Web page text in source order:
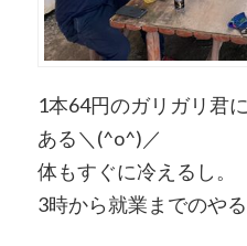
1本64円のガリガリ君
ある＼(^o^)／
体もすぐに冷えるし。
3時から就業までのやる